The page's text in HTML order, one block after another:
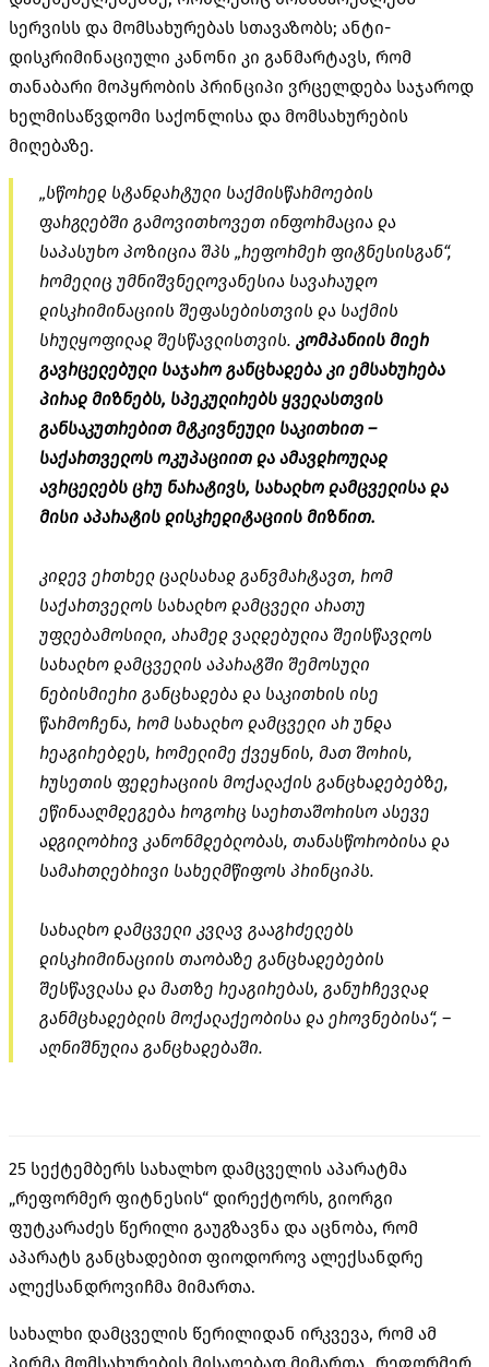
სერვისს და მომსახურებას სთავაზობს; ანტი-
დისკრიმინაციული კანონი კი განმარტავს, რომ
თანაბარი მოპყრობის პრინციპი ვრცელდება საჯაროდ
ხელმისაწვდომი საქონლისა და მომსახურების
მიღებაზე.
„სწორედ სტანდარტული საქმისწარმოების
ფარგლებში გამოვითხოვეთ ინფორმაცია და
საპასუხო პოზიცია შპს „რეფორმერ ფიტნესისგან“,
რომელიც უმნიშვნელოვანესია სავარაუდო
დისკრიმინაციის შეფასებისთვის და საქმის
სრულყოფილად შესწავლისთვის. კომპანიის მიერ
გავრცელებული საჯარო განცხადება კი ემსახურება
პირად მიზნებს, სპეკულირებს ყველასთვის
განსაკუთრებით მტკივნეული საკითხით –
საქართველოს ოკუპაციით და ამავდროულად
ავრცელებს ცრუ ნარატივს, სახალხო დამცველისა და
მისი აპარატის დისკრედიტაციის მიზნით.
კიდევ ერთხელ ცალსახად განვმარტავთ, რომ
საქართველოს სახალხო დამცველი არათუ
უფლებამოსილი, არამედ ვალდებულია შეისწავლოს
სახალხო დამცველის აპარატში შემოსული
ნებისმიერი განცხადება და საკითხის ისე
წარმოჩენა, რომ სახალხო დამცველი არ უნდა
რეაგირებდეს, რომელიმე ქვეყნის, მათ შორის,
რუსეთის ფედერაციის მოქალაქის განცხადებებზე,
ეწინააღმდეგება როგორც საერთაშორისო ასევე
ადგილობრივ კანონმდებლობას, თანასწორობისა და
სამართლებრივი სახელმწიფოს პრინციპს.
სახალხო დამცველი კვლავ გააგრძელებს
დისკრიმინაციის თაობაზე განცხადებების
შესწავლასა და მათზე რეაგირებას, განურჩევლად
განმცხადებლის მოქალაქეობისა და ეროვნებისა“, –
აღნიშნულია განცხადებაში.
25 სექტემბერს სახალხო დამცველის აპარატმა
„რეფორმერ ფიტნესის“ დირექტორს, გიორგი
ფუტკარაძეს წერილი გაუგზავნა და აცნობა, რომ
აპარატს განცხადებით ფიოდოროვ ალექსანდრე
ალექსანდროვიჩმა მიმართა.
სახალხი დამცველის წერილიდან ირკვევა, რომ ამ
პირმა მომსახურების მისაღებად მიმართა „რეფორმერ